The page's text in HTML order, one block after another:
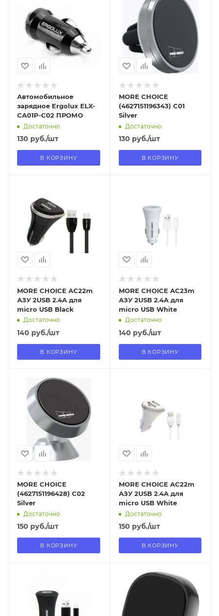
В наличии в пункте
самовывоза
Нет
Автомобильное
зарядное Ergolux ELX-
CA01P-C02 ПРОМО
Достаточно
130 руб./шт
В КОРЗИНУ
13.08.2026
В наличии в пункте
самовывоза
Нет
MORE CHOICE
(4627151196343) C01
Silver
Достаточно
130 руб./шт
В КОРЗИНУ
13.08.2026
В наличии в пункте
самовывоза
Нет
MORE CHOICE AC22m
АЗУ 2USB 2.4A для
micro USB Black
Достаточно
140 руб./шт
В КОРЗИНУ
В наличии в пункте
самовывоза
MORE CHOICE AC23m
АЗУ 2USB 2.4A для
micro USB White
Достаточно
140 руб./шт
В КОРЗИНУ
Отправим
13.08.2026
В наличии в пункте
самовывоза
MORE CHOICE
(4627151196428) C02
Silver
Достаточно
150 руб./шт
В КОРЗИНУ
В наличии в пункте
самовывоза
MORE CHOICE AC22m
АЗУ 2USB 2.4A для
micro USB White
Достаточно
150 руб./шт
В КОРЗИНУ
В наличии в пункте
самовывоза
Отправим
18.08.2026
В наличии в пункте
самовывоза